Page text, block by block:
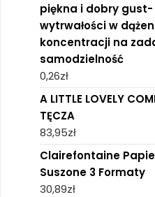
piękna i dobry gust-
wytrwałości w
koncentracji na
samodzielność
0,26zł
A LITTLE LOVELY
TĘCZA
83,95zł
Clairefontaine
Suszone 3 Formaty
30,89zł